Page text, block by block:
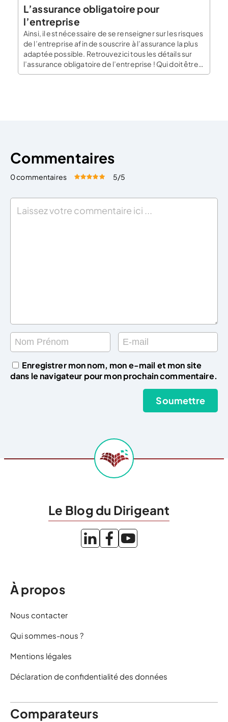
L’assurance obligatoire pour
l’entreprise
Ainsi, il est nécessaire de se renseigner sur les risques
de l’entreprise afin de souscrire à l’assurance la plus
adaptée possible. Retrouvez ici tous les détails sur
l’assurance obligatoire de l’entreprise ! Qui doit être
assuré ? Toutes les entreprises n’ont pas l’obligation
Commentaires
0 commentaires Évaluez cet article:
5/5
Enregistrer mon nom, mon e-mail et mon site
dans le navigateur pour mon prochain commentaire.
Le Blog du Dirigeant
À propos
Nous contacter
Qui sommes-nous ?
Mentions légales
Déclaration de confidentialité des données
Comparateurs